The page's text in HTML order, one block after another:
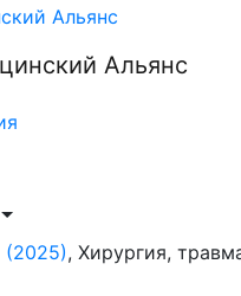
лазерная
, Хирургия,